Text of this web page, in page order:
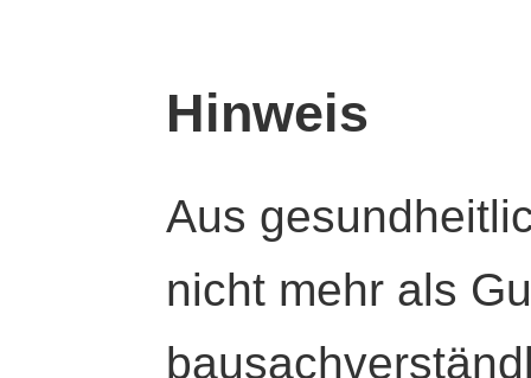
Hinweis
Aus
nicht mehr als